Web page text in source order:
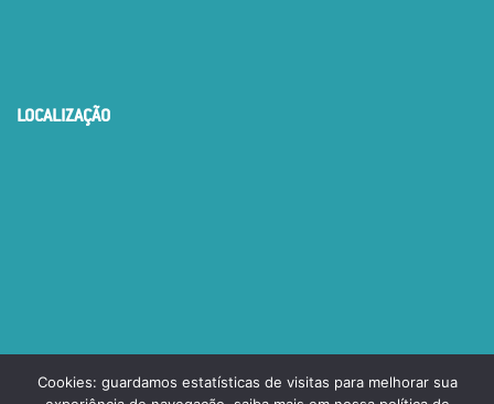
LOCALIZAÇÃO
Cookies: guardamos estatísticas de visitas para melhorar sua